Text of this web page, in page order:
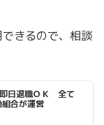
きるので、相談
日退職ＯＫ 全て
合が運営